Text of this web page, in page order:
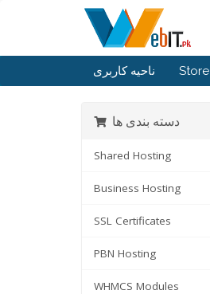
ناحیه کاربری Store
دسته بندی ها
Shared Hosting
Business Hosting
SSL Certificates
PBN Hosting
WHMCS Modules